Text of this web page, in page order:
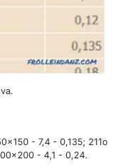
- 7,4 - 0,135; 211o
- 4,1 - 0,24.